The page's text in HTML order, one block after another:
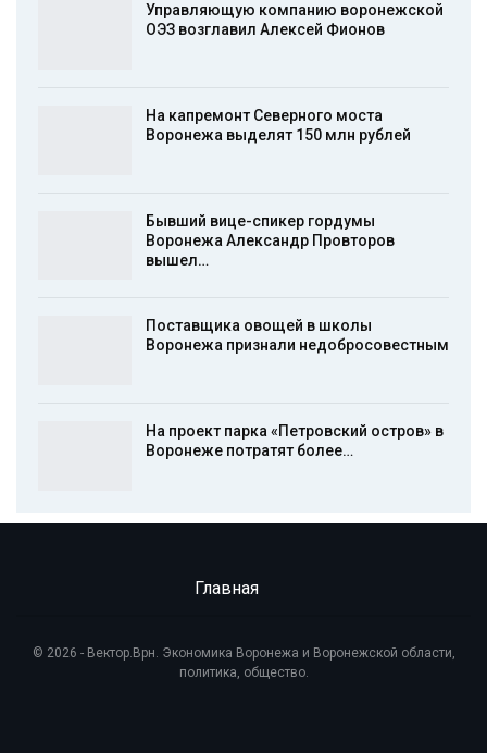
Управляющую компанию воронежской
ОЭЗ возглавил Алексей Фионов
На капремонт Северного моста
Воронежа выделят 150 млн рублей
Бывший вице-спикер гордумы
Воронежа Александр Провторов
вышел…
Поставщика овощей в школы
Воронежа признали недобросовестным
На проект парка «Петровский остров» в
Воронеже потратят более…
Главная
© 2026 - Вектор.Врн. Экономика Воронежа и Воронежской области,
политика, общество.